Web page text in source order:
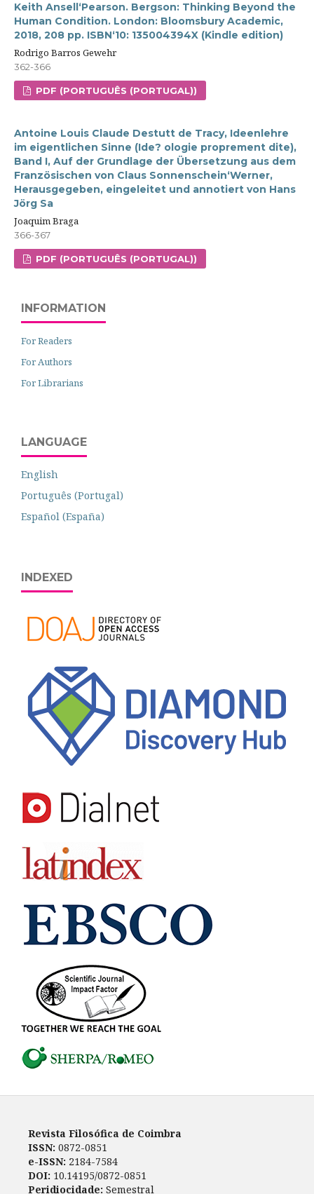
Keith Ansell‘Pearson. Bergson: Thinking Beyond the
Human Condition. London: Bloomsbury Academic,
2018, 208 pp. ISBN‘10: 135004394X (Kindle edition)
Rodrigo Barros Gewehr
362-366
PDF (PORTUGUÊS (PORTUGAL))
Antoine Louis Claude Destutt de Tracy, Ideenlehre
im eigentlichen Sinne (Ide? ologie proprement dite),
Band I, Auf der Grundlage der Übersetzung aus dem
Französischen von Claus Sonnenschein‘Werner,
Herausgegeben, eingeleitet und annotiert von Hans
Jörg Sa
Joaquim Braga
366-367
PDF (PORTUGUÊS (PORTUGAL))
INFORMATION
For Readers
For Authors
For Librarians
LANGUAGE
English
Português (Portugal)
Español (España)
INDEXED
Revista Filosófica de Coimbra
ISSN: 0872-0851
e-ISSN: 2184-7584
DOI: 10.14195/0872-0851
Peridiocidade: Semestral